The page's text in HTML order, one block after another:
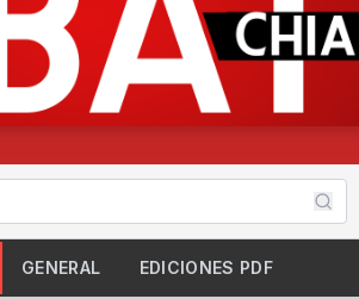
GENERAL EDICIONES PDF